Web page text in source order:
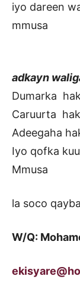
iyo dareen
mmusa
adkayn
Dumarka
Caruurta
Adeegaha
Iyo qofka
Mmusa
la soco
W/Q: